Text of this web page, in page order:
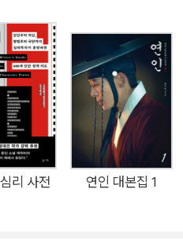
서 먼저 두각을 보였는데, 그의
적인 감독 박찬욱이 가진 상상
다. 그의 취향을 중심으로 125
주』는 자신의 호기심과 영화에
헌사다. 이번 리커버는 앞서
표정〉에 포함된 사진 두 점으로
의 그림자가 미지의 길을 비추
론가로서의 모습뿐 아니라 사
에 담아낸 셈이다.
리 사전 연인 대본집 1